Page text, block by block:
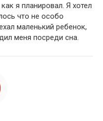
я планировал. Я хотел
что не особо
маленький ребенок,
меня посреди сна.